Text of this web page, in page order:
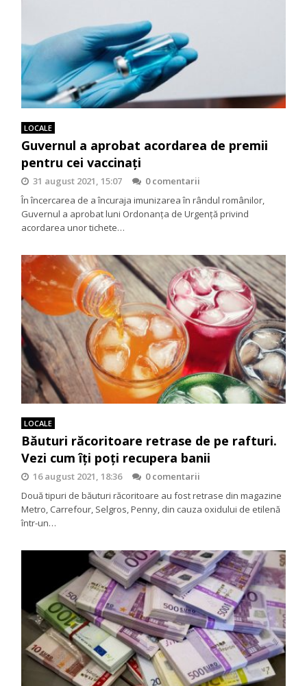
LOCALE
Guvernul a aprobat acordarea de premii
pentru cei vaccinați
31 august 2021, 15:07
0 comentarii
În încercarea de a încuraja imunizarea în rândul românilor,
Guvernul a aprobat luni Ordonanța de Urgență privind
acordarea unor tichete…
LOCALE
Băuturi răcoritoare retrase de pe rafturi.
Vezi cum îți poți recupera banii
16 august 2021, 18:36
0 comentarii
Două tipuri de băuturi răcoritoare au fost retrase din magazine
Metro, Carrefour, Selgros, Penny, din cauza oxidului de etilenă
într-un…